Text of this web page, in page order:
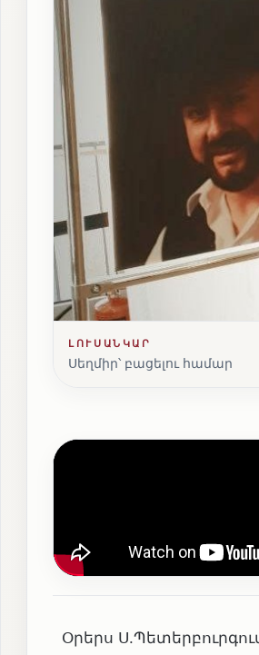
ԼՈՒՍԱՆԿԱՐ
Սեղմիր՝ բացելու համար
Օրերս